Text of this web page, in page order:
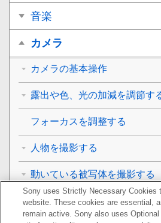
音楽
カメラ
カメラの基本操作
露出や色、光の加減を調節す
フォーカスを調整する
人物を撮影する
動いている被写体を撮影する
背景をぼかして撮影する（ぼ
Sony uses Strictly Necessary Cookies
website. These cookies are essential,
remain active. Sony also uses